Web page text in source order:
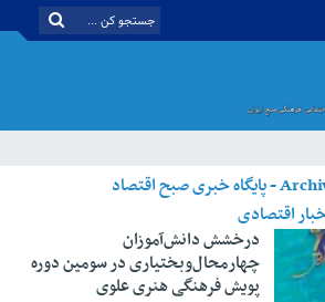
چهارمحال‌وبختیاری Archives - پایگاه خبری صبح اقتصاد
اقتصادی
درخشش دانش‌آموزان
چهارمحال‌وبختیاری در سومین دوره
پویش فرهنگی هنری علوی